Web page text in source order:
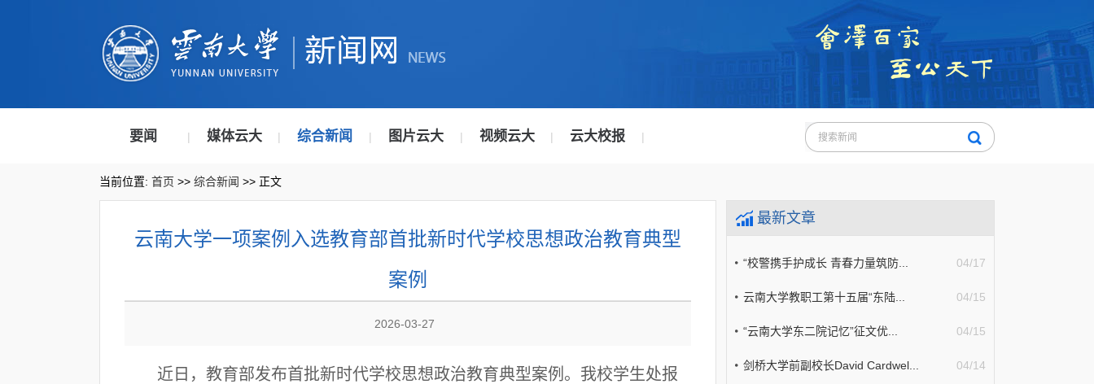
要闻 | 媒体云大 | 综合新闻 | 图片云大 | 视频云大 | 云大校报 |
当前位置: 首页 >> 综合新闻 >> 正文
云南大学一项案例入选教育部首批新时代学校思想政治教育典型
案例
2026-03-27
近日，教育部发布首批新时代学校思想政治教育典型案例。我校学生处报
最新文章
04/17
“校警携手护成长 青春力量筑防...
04/15
云南大学教职工第十五届“东陆...
04/15
“云南大学东二院记忆”征文优...
04/14
剑桥大学前副校长David Cardwel...